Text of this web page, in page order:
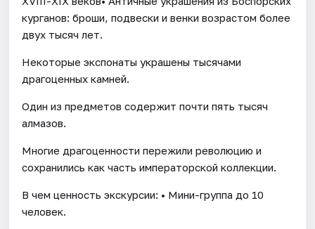
курганов: броши, подвески и венки возрастом более
двух тысяч лет.
Некоторые экспонаты украшены тысячами
драгоценных камней.
Один из предметов содержит почти пять тысяч
алмазов.
Многие драгоценности пережили революцию и
сохранились как часть императорской коллекции.
В чем ценность экскурсии: • Мини-группа до 10
человек.